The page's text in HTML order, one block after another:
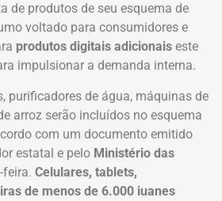
de produtos de seu esquema de
voltado para consumidores e
produtos digitais adicionais este
impulsionar a demanda interna.
purificadores de água, máquinas de
arroz serão incluídos no esquema
com um documento emitido
estatal e pelo Ministério das
feira. Celulares, tablets,
de menos de 6.000 iuanes